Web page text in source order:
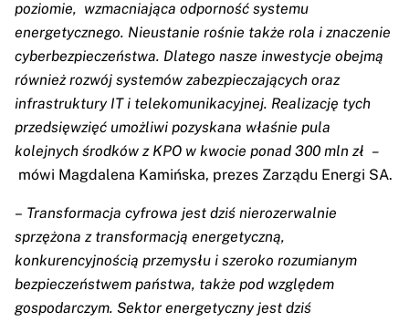
poziomie, wzmacniająca odporność systemu
energetycznego. Nieustanie rośnie także rola i znaczenie
cyberbezpieczeństwa. Dlatego nasze inwestycje obejmą
również rozwój systemów zabezpieczających oraz
infrastruktury IT i telekomunikacyjnej. Realizację tych
przedsięwzięć umożliwi pozyskana właśnie pula
kolejnych środków z KPO w kwocie ponad 300 mln zł –
mówi Magdalena Kamińska, prezes Zarządu Energi SA.
– Transformacja cyfrowa jest dziś nierozerwalnie
sprzężona z transformacją energetyczną,
konkurencyjnością przemysłu i szeroko rozumianym
bezpieczeństwem państwa, także pod względem
gospodarczym. Sektor energetyczny jest dziś